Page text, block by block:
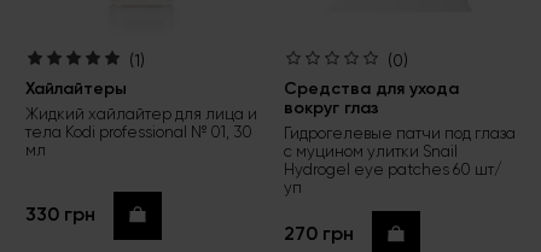
(1)
Хайлайтеры
Жидкий хайлайтер для лица и
тела Kodi professional № 01, 30
мл
330 грн Купить
(0)
Средства для ухода
вокруг глаз
Гидрогелевые патчи под глаза
с муцином улитки Snail
Hydrogel eye patches 60 шт/
уп
270 грн Купить